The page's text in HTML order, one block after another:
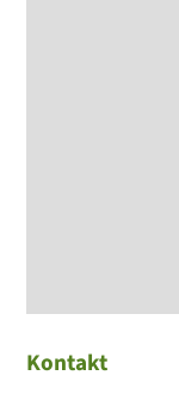
Kontakt